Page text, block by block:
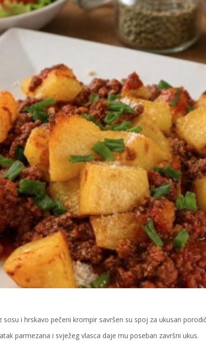
i hrskavo pečeni krompir savršen su spoj za ukusan
parmezana i svježeg vlasca daje mu poseban završni ukus.